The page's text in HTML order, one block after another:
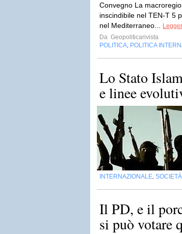
Convegno La
inscindibile nel TEN-T 5
nel Mediterraneo...
Da Geopoliticarivista
POLITICA POLITICA
Lo Stato
e linee
INTERNAZIONALE SOCIETÀ
Il PD, e il
si può votare